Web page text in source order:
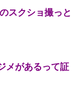
スクショ撮っと
メがあるって証